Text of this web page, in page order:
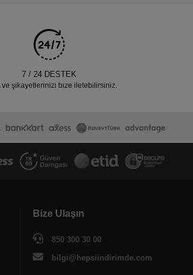
7 / 24 DESTEK
ve şikayetlerinizi bize iletebilirsiniz.
Bize Ulaşın
850 300 30 00
bilgi@hepsiindirimde.com